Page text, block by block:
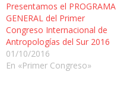
Presentamos el PROGRAMA
GENERAL del Primer
Congreso Internacional de
Antropologías del Sur 2016
01/10/2016
En «Primer Congreso»